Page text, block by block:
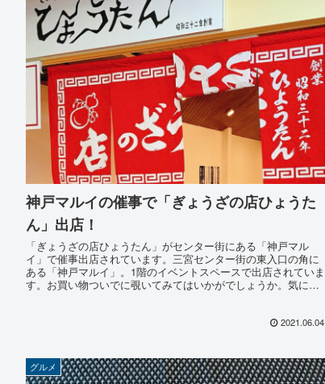
神戸マルイの催事で「ぎょうざの店ひょうた
ん」出店！
「ぎょうざの店ひょうたん」がセンター街にある「神戸マル
イ」で催事出店されています。三宮センター街の東入口の角に
ある「神戸マルイ」。1階のイベントスペースで出店されていま
す。お買い物ついでに覗いてみてはいかがでしょうか。気にな
2021.06.04
グルメ